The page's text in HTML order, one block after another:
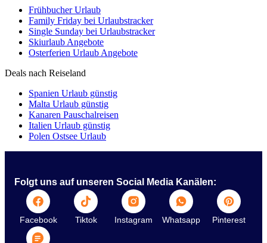
Frühbucher Urlaub
Family Friday bei Urlaubstracker
Single Sunday bei Urlaubstracker
Skiurlaub Angebote
Osterferien Urlaub Angebote
Deals nach Reiseland
Spanien Urlaub günstig
Malta Urlaub günstig
Kanaren Pauschalreisen
Italien Urlaub günstig
Polen Ostsee Urlaub